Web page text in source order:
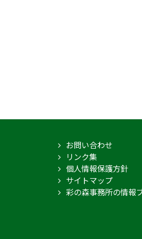
お問い合わせ
リンク集
個人情報保護方針
サイトマップ
彩の森事務所の情報